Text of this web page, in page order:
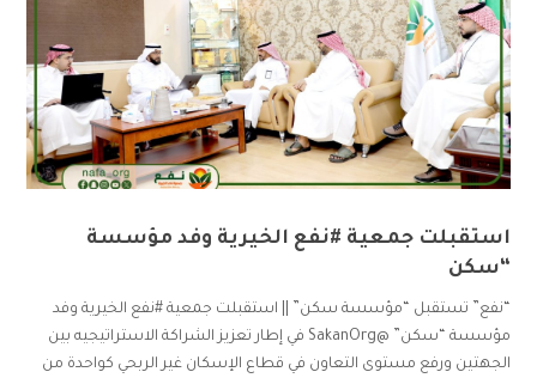
استقبلت جمعية #نفع الخيرية وفد مؤسسة
“سكن
“نفع” تستقبل “مؤسسة سكن” || استقبلت جمعية #نفع الخيرية وفد
مؤسسة “سكن” @SakanOrg في إطار تعزيز الشراكة الاستراتيجيه بين
الجهتين ورفع مستوى التعاون في قطاع الإسكان غير الربحي كواحدة من